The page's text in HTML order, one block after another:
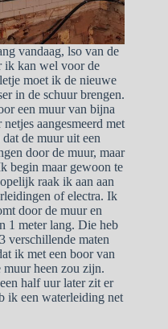
vandaag, lso van de
ik kan wel voor de
moet ik de nieuwe
in de schuur brengen.
een muur van bijna
aangesmeerd met
de muur uit een
door de muur, maar
begin maar gewoon te
raak ik aan aan
of electra. Ik
door de muur en
1 meter lang. Die heb
verschillende maten
ik met een boor van
muur heen zou zijn.
half uur later zit er
ik een waterleiding net